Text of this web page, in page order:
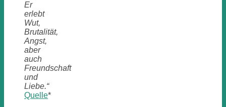
Er
erlebt
Wut,
Brutalität,
Angst,
aber
auch
Freundschaft
und
Liebe.“
Quelle*